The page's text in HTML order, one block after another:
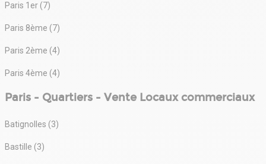
Paris 1er (7)
Paris 8ème (7)
Paris 2ème (4)
Paris 4ème (4)
Paris - Quartiers - Vente Locaux commerciaux
Batignolles (3)
Bastille (3)